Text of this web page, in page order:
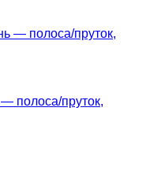
полоса/пруток,